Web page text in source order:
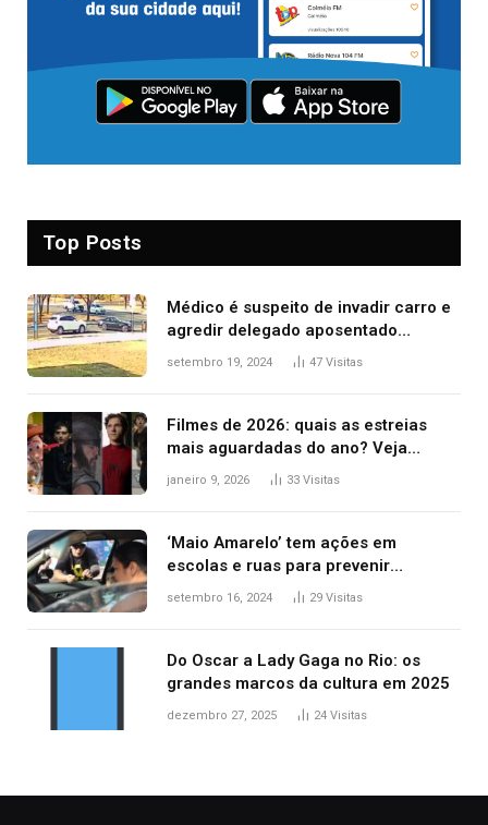
Top Posts
Médico é suspeito de invadir carro e
agredir delegado aposentado
durante confusão no trânsito
setembro 19, 2024 47 Visitas
Filmes de 2026: quais as estreias
mais aguardadas do ano? Veja
principais lançamentos do cinema
janeiro 9, 2026 33 Visitas
‘Maio Amarelo’ tem ações em
escolas e ruas para prevenir
acidentes no trânsito no AP
setembro 16, 2024 29 Visitas
Do Oscar a Lady Gaga no Rio: os
grandes marcos da cultura em 2025
dezembro 27, 2025 24 Visitas